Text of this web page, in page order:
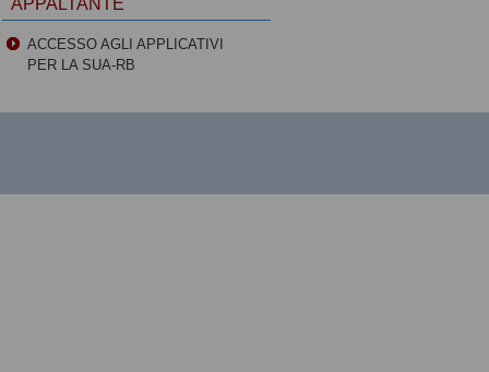
ACCESSO AGLI APPLICATIVI
PER LA SUA-RB